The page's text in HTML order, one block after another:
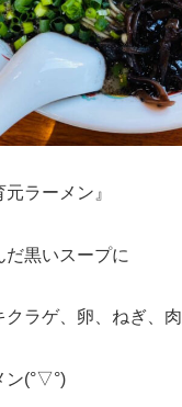
ラーメン』
だ黒いスープに
クラゲ、卵、ねぎ、肉
ン(°▽°)